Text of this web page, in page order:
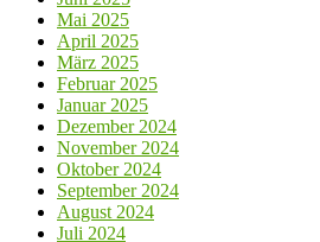
Mai 2025
April 2025
März 2025
Februar 2025
Januar 2025
Dezember 2024
November 2024
Oktober 2024
September 2024
August 2024
Juli 2024